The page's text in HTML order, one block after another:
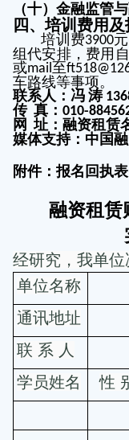
（十）金融监管
四、培训费用
培训费3900
组代安排，费用
或mail至
车路线等事项。
联系人：冯 涛
传 真： 010-
网 址：融资租赁
媒体支持：中国
附件：报名回执表
融资租赁
经研究，我单位
单位名称
通讯地址
联 系 人
学员姓名
性